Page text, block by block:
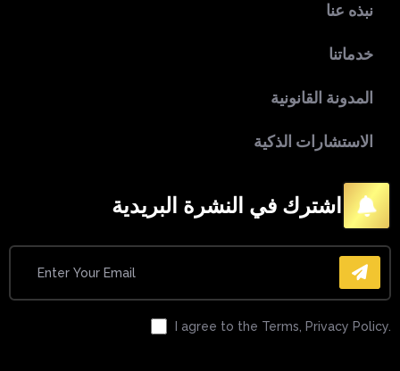
نبذه عنا
خدماتنا
المدونة القانونية
الاستشارات الذكية
اشترك في النشرة البريدية
I agree to the Terms, Privacy Policy.